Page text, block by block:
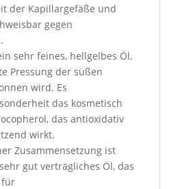
der Kapillargefäße und
gegen
sehr feines, hellgelbes Öl,
Pressung der süßen
wird. Es
das kosmetisch
das antioxidativ
wirkt.
Zusammensetzung ist
gut verträgliches Öl, das
für